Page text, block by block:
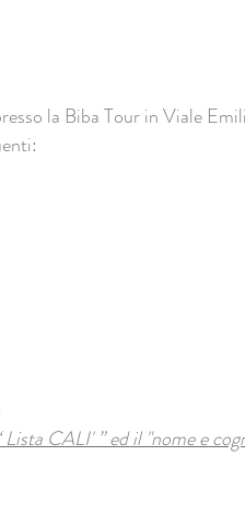
la Biba Tour in Viale
Lista CALI'” ed il "nome e